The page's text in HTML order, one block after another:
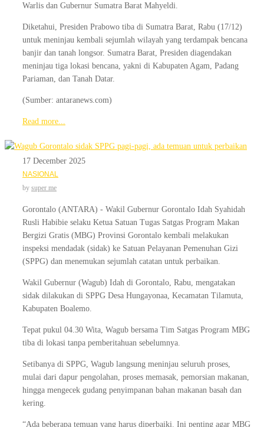
Warlis dan Gubernur Sumatra Barat Mahyeldi.
Diketahui, Presiden Prabowo tiba di Sumatra Barat, Rabu (17/12)
untuk meninjau kembali sejumlah wilayah yang terdampak bencana
banjir dan tanah longsor. Sumatra Barat, Presiden diagendakan
meninjau tiga lokasi bencana, yakni di Kabupaten Agam, Padang
Pariaman, dan Tanah Datar.
(Sumber: antaranews.com)
Read more...
17 December 2025
NASIONAL
by super me
Gorontalo (ANTARA) - Wakil Gubernur Gorontalo Idah Syahidah
Rusli Habibie selaku Ketua Satuan Tugas Satgas Program Makan
Bergizi Gratis (MBG) Provinsi Gorontalo kembali melakukan
inspeksi mendadak (sidak) ke Satuan Pelayanan Pemenuhan Gizi
(SPPG) dan menemukan sejumlah catatan untuk perbaikan.
Wakil Gubernur (Wagub) Idah di Gorontalo, Rabu, mengatakan
sidak dilakukan di SPPG Desa Hungayonaa, Kecamatan Tilamuta,
Kabupaten Boalemo.
Tepat pukul 04.30 Wita, Wagub bersama Tim Satgas Program MBG
tiba di lokasi tanpa pemberitahuan sebelumnya.
Setibanya di SPPG, Wagub langsung meninjau seluruh proses,
mulai dari dapur pengolahan, proses memasak, pemorsian makanan,
hingga mengecek gudang penyimpanan bahan makanan basah dan
kering.
“Ada beberapa temuan yang harus diperbaiki. Ini penting agar MBG